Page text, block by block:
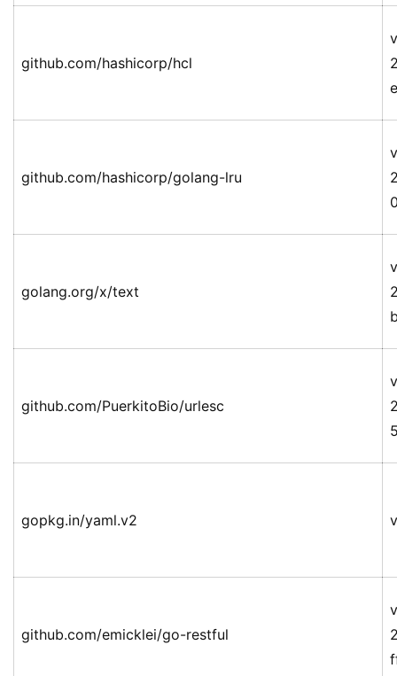
github.com/hashicorp/hcl
github.com/hashicorp/golang-lru
golang.org/x/text
github.com/PuerkitoBio/urlesc
gopkg.in/yaml.v2
github.com/emicklei/go-restful